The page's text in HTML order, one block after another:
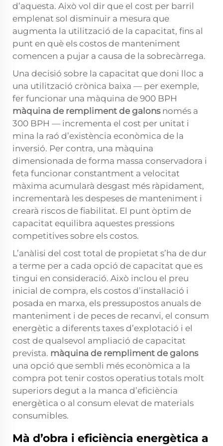
d’aquesta. Això vol dir que el cost per barril
emplenat sol disminuir a mesura que
augmenta la utilització de la capacitat, fins al
punt en què els costos de manteniment
comencen a pujar a causa de la sobrecàrrega.
Una decisió sobre la capacitat que doni lloc a
una utilització crònica baixa — per exemple,
fer funcionar una màquina de 900 BPH
màquina de rempliment de galons només a
300 BPH — incrementa el cost per unitat i
mina la raó d’existència econòmica de la
inversió. Per contra, una màquina
dimensionada de forma massa conservadora i
feta funcionar constantment a velocitat
màxima acumularà desgast més ràpidament,
incrementarà les despeses de manteniment i
crearà riscos de fiabilitat. El punt òptim de
capacitat equilibra aquestes pressions
competitives sobre els costos.
L’anàlisi del cost total de propietat s’ha de dur
a terme per a cada opció de capacitat que es
tingui en consideració. Això inclou el preu
inicial de compra, els costos d’instal·lació i
posada en marxa, els pressupostos anuals de
manteniment i de peces de recanvi, el consum
energètic a diferents taxes d’explotació i el
cost de qualsevol ampliació de capacitat
prevista. màquina de rempliment de galons
una opció que sembli més econòmica a la
compra pot tenir costos operatius totals molt
superiors degut a la manca d’eficiència
energètica o al consum elevat de materials
consumibles.
Mà d’obra i eficiència energètica a